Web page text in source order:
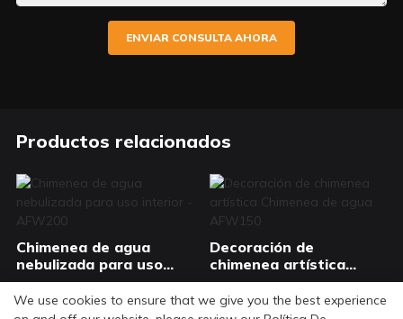
ENVIAR CONSULTA AHORA
Productos relacionados
Chimenea de agua
nebulizada para uso
interior - AFW200
Decoración de
chimenea artística
Chimenea de agua
AFW150
We use cookies to ensure that we give you the best experience